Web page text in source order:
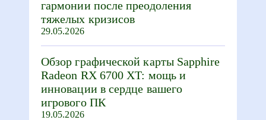
гармонии после преодоления
тяжелых кризисов
29.05.2026
Обзор графической карты Sapphire
Radeon RX 6700 XT: мощь и
инновации в сердце вашего
игрового ПК
19.05.2026